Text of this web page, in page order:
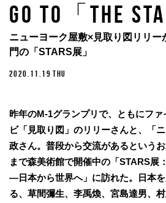
GO TO「THE
ニューヨーク屋敷×見取り図リリー
門の「STARS展」
2020.11.19 THU
昨年のM-1グランプリで、ともにフ
ビ「見取り図」のリリーさんと、「
政さん。普段から交流があるという
まで森美術館で開催中の「STARS展
―日本から世界へ」に訪れた。日本
る、草間彌生、李禹煥、宮島達男、